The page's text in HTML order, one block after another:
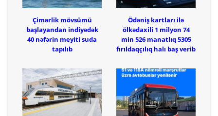
Çimərlik mövsümü
başlayandan indiyədək
40 nəfərin meyiti suda
tapılıb
Ödəniş kartları ilə
ölkədaxili 1 milyon 74
min 526 manatlıq 5305
fırıldaqçılıq halı baş verib